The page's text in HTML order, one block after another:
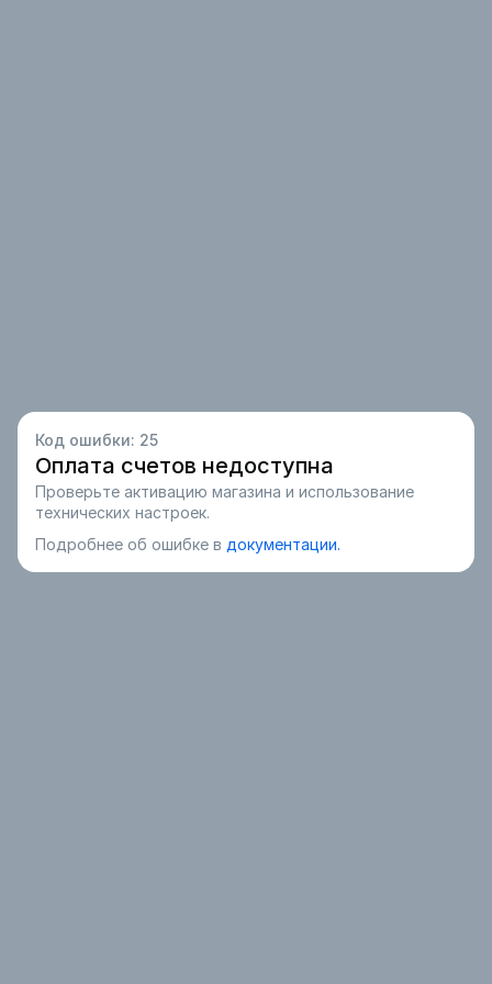
Код ошибки: 25
Оплата счетов недоступна
Проверьте активацию магазина и использование
технических настроек.
Подробнее об ошибке в документации.